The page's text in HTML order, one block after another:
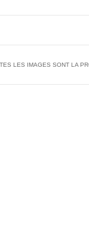
LES IMAGES SONT LA